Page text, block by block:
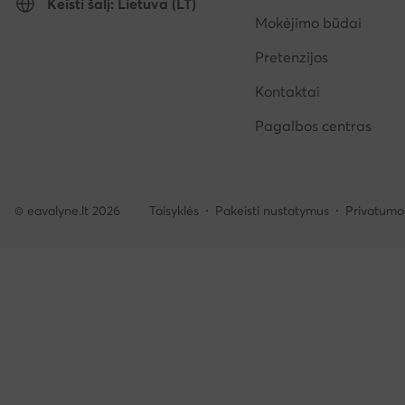
Keisti šalį: Lietuva (LT)
Mokėjimo būdai
Pretenzijos
Kontaktai
Pagalbos centras
© eavalyne.lt 2026 Taisyklės Pakeisti nustatymus